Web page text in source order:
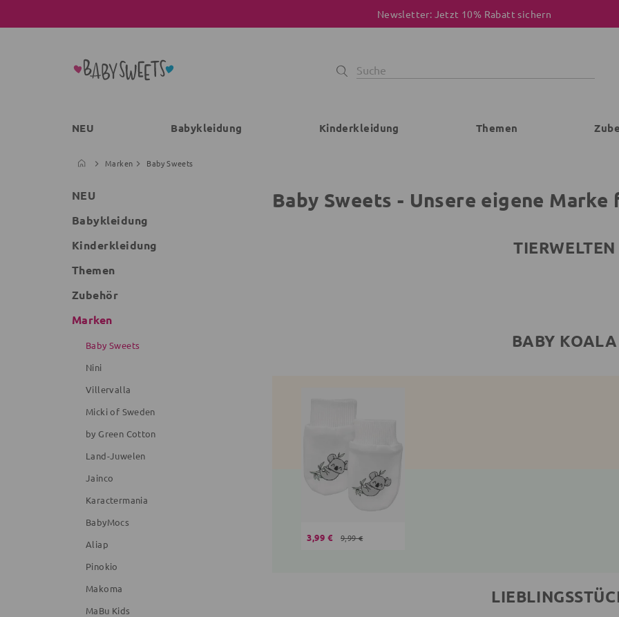
Newsletter: Jetzt 10% Rabatt sichern
NEU Babykleidung Kinderkleidung Themen
Marken Baby Sweets
NEU
Babykleidung
Kinderkleidung
Themen
Zubehör
Marken
Baby Sweets
Nini
Villervalla
Micki of Sweden
by Green Cotton
Land-Juwelen
Jainco
Karactermania
BabyMocs
Aliap
Pinokio
Makoma
MaBu Kids
Baby Sweets - Unsere eigene Marke
TIERWELTEN
BABY KOALA
3,99 € 9,99 €